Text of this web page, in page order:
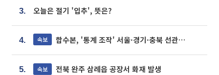
3. 오늘은 절기 '입추', 뜻은?
4. 속보 합수본, '통계 조작' 서울·경기·충북 선관위 등 추가 압수수색
5. 속보 전북 완주 삼례읍 공장서 화재 발생